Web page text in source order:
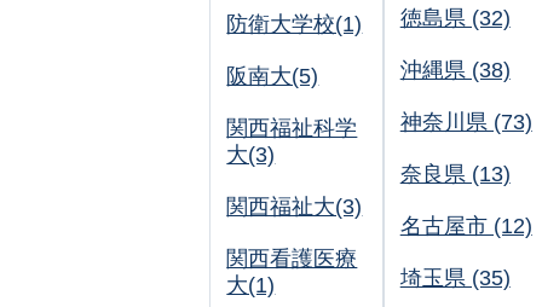
防衛大学校(1)
阪南大(5)
関西福祉科学
大(3)
関西福祉大(3)
関西看護医療
大(1)
徳島県 (32)
沖縄県 (38)
神奈川県 (73)
奈良県 (13)
名古屋市 (12)
埼玉県 (35)